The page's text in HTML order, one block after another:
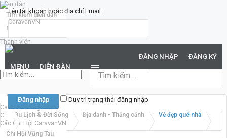
Diễn đàn
Tìm kiếm diễn đàn
Mới nhất
Thành viên
Notable Members
Đang trực tuyến
Hoạt động gần đây
New Profile Posts
Caravan trong nước
Caravan quốc tế
Các Chi Hội CaravanVN
Chi Hội Vũng Tàu
Tên tài khoản hoặc địa chỉ Email:
Mật khẩu:
Bạn đã quên mật khẩu?
Duy trì trạng thái đăng nhập
MENU DIỄN ĐÀN
ĐĂNG NHẬP ĐĂNG KÝ
Du Lịch & Đời Sống Địa danh - Thắng cảnh Vẻ đẹp quê nhà